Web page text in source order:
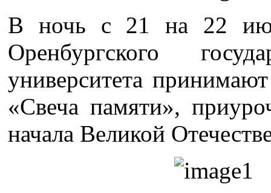
В ночь с 21 на 22
Оренбургского
университета
«Свеча памяти»,
начала Великой